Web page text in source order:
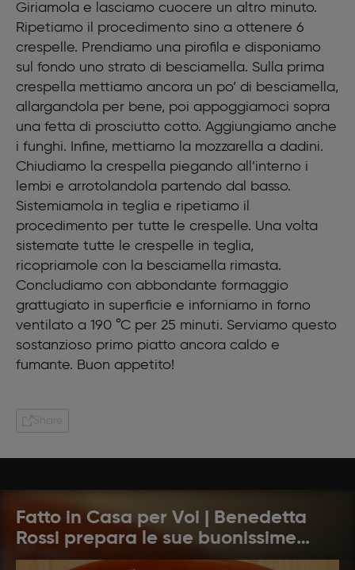
Giriamola e lasciamo cuocere un altro minuto.
Ripetiamo il procedimento sino a ottenere 6
crespelle. Prendiamo una pirofila e disponiamo
sul fondo uno strato di besciamella. Sulla prima
crespella mettiamo ancora un po’ di besciamella,
allargandola per bene, poi appoggiamoci sopra
una fetta di prosciutto cotto. Aggiungiamo anche
i funghi. Infine, mettiamo la mozzarella a dadini.
Chiudiamo la crespella piegando all’interno i
lembi e arrotolandola partendo dal basso.
Sistemiamola in teglia e ripetiamo il
procedimento per tutte le crespelle. Una volta
sistemate tutte le crespelle in teglia,
ricopriamole con la besciamella rimasta.
Concludiamo con abbondante formaggio
grattugiato in superficie e inforniamo in forno
ventilato a 190 °C per 25 minuti. Serviamo questo
sostanzioso primo piatto ancora caldo e
fumante. Buon appetito!
Share
Fatto in Casa per Voi | Benedetta
Rossi prepara le sue buonissime
ricette: pronti a cucinare?